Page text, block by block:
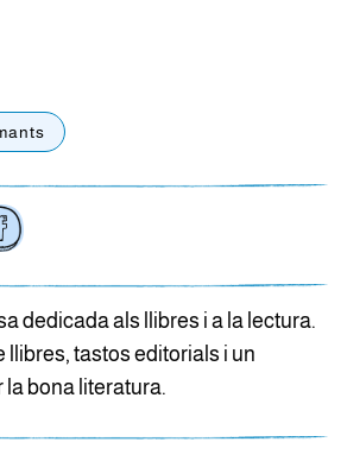
dedicada als llibres i a la lectura.
llibres, tastos editorials i un
bona literatura.